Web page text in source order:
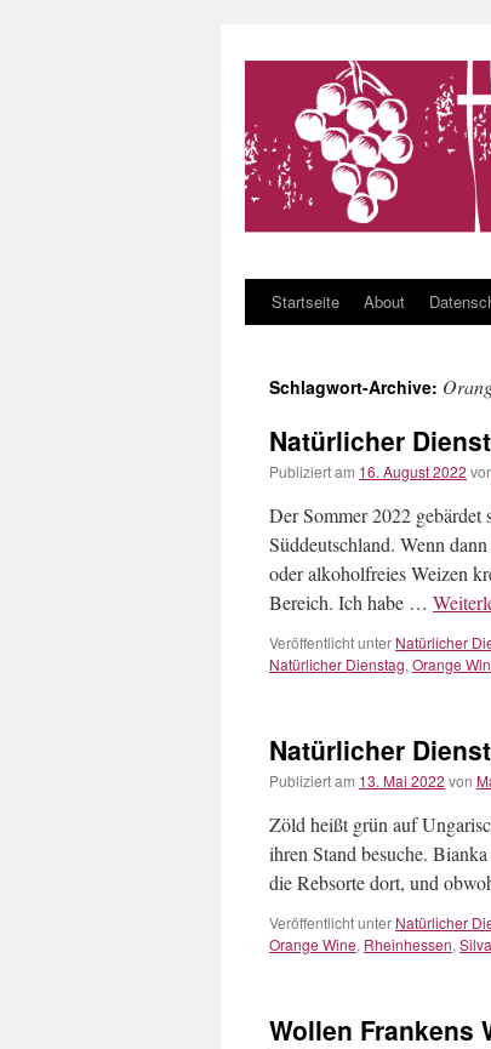
Zum Inhalt springen
Startseite About
Schlagwort-Archive:
Natürlicher
Publiziert am 16. August 2022
Der Sommer 2022
Süddeutschland. Wenn
oder alkoholfreies Weizen
Bereich. Ich habe …
Veröffentlicht unter Natürlicher
Natürlicher Dienstag, Orange
Natürlicher
Publiziert am 13. Mai 2022 von
Zöld heißt grün auf
ihren Stand besuche.
die Rebsorte dort, und
Veröffentlicht unter Natürlicher
Orange Wine, Rheinhessen,
Wollen Frankens